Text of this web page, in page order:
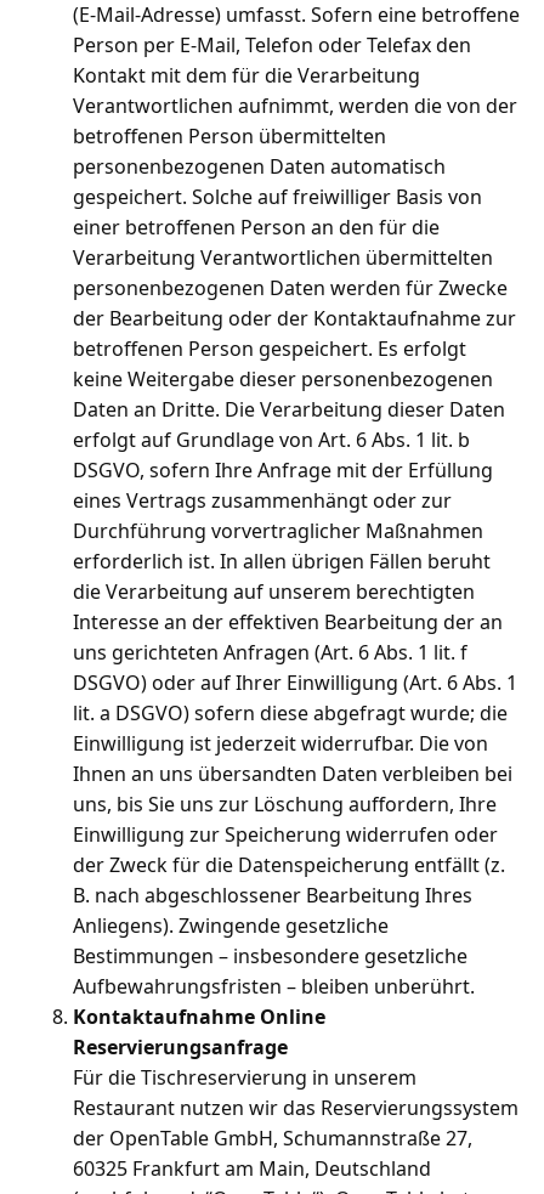
(E-Mail-Adresse) umfasst. Sofern eine betroffene
Person per E-Mail, Telefon oder Telefax den
Kontakt mit dem für die Verarbeitung
Verantwortlichen aufnimmt, werden die von der
betroffenen Person übermittelten
personenbezogenen Daten automatisch
gespeichert. Solche auf freiwilliger Basis von
einer betroffenen Person an den für die
Verarbeitung Verantwortlichen übermittelten
personenbezogenen Daten werden für Zwecke
der Bearbeitung oder der Kontaktaufnahme zur
betroffenen Person gespeichert. Es erfolgt
keine Weitergabe dieser personenbezogenen
Daten an Dritte. Die Verarbeitung dieser Daten
erfolgt auf Grundlage von Art. 6 Abs. 1 lit. b
DSGVO, sofern Ihre Anfrage mit der Erfüllung
eines Vertrags zusammenhängt oder zur
Durchführung vorvertraglicher Maßnahmen
erforderlich ist. In allen übrigen Fällen beruht
die Verarbeitung auf unserem berechtigten
Interesse an der effektiven Bearbeitung der an
uns gerichteten Anfragen (Art. 6 Abs. 1 lit. f
DSGVO) oder auf Ihrer Einwilligung (Art. 6 Abs. 1
lit. a DSGVO) sofern diese abgefragt wurde; die
Einwilligung ist jederzeit widerrufbar. Die von
Ihnen an uns übersandten Daten verbleiben bei
uns, bis Sie uns zur Löschung auffordern, Ihre
Einwilligung zur Speicherung widerrufen oder
der Zweck für die Datenspeicherung entfällt (z.
B. nach abgeschlossener Bearbeitung Ihres
Anliegens). Zwingende gesetzliche
Bestimmungen – insbesondere gesetzliche
Aufbewahrungsfristen – bleiben unberührt.
Kontaktaufnahme Online
Reservierungsanfrage
Für die Tischreservierung in unserem
Restaurant nutzen wir das Reservierungssystem
der OpenTable GmbH, Schumannstraße 27,
60325 Frankfurt am Main, Deutschland